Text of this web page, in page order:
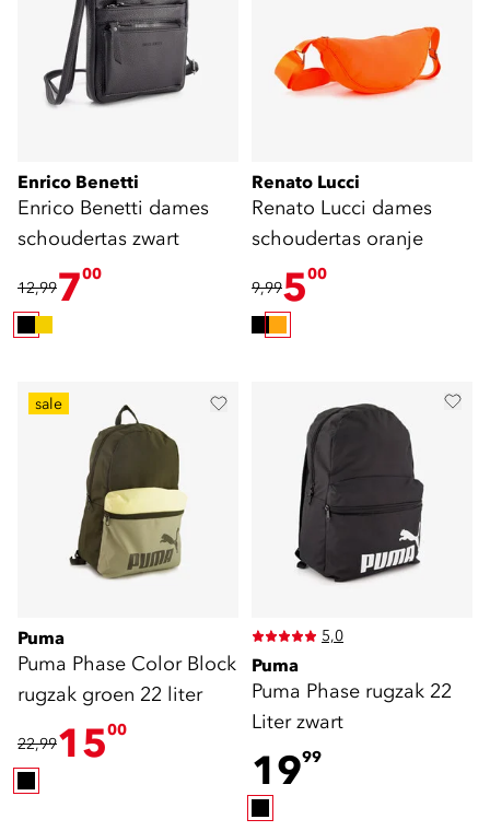
Enrico Benetti
Enrico Benetti dames
schoudertas zwart
12,99700
Renato Lucci
Renato Lucci dames
schoudertas oranje
9,99500
sale
Puma
Puma Phase Color Block
rugzak groen 22 liter
22,991500
5,0
Puma
Puma Phase rugzak 22
Liter zwart
1999